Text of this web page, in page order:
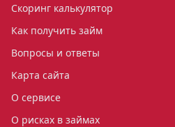
Скоринг калькулятор
Как получить займ
Вопросы и ответы
Карта сайта
О сервисе
О рисках в займах